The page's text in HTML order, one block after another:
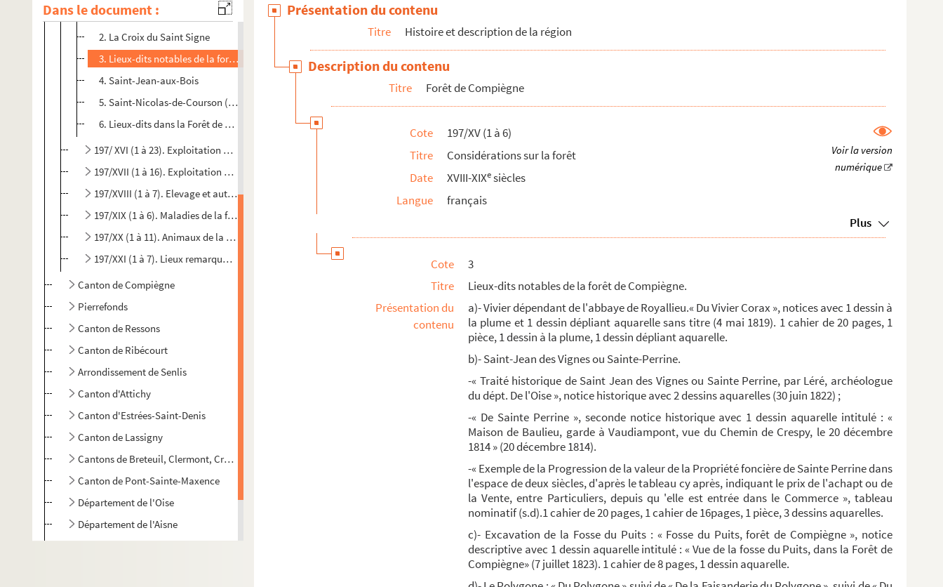
Dans le document :
1. Forêt de Compiègne
2. La Croix du Saint Signe
3. Lieux-dits notables de la forêt de Compiègne.
4. Saint-Jean-aux-Bois
5. Saint-Nicolas-de-Courson (commune de Morienval).
6. Lieux-dits dans la Forêt de Compiègne.
197/ XVI (1 à 23). Exploitation de la forêt de Compiègne
197/XVII (1 à 16). Exploitation et usages de la forêt
197/XVIII (1 à 7). Elevage et autres usages de la forêt
197/XIX (1 à 6). Maladies de la forêt et constructions
197/XX (1 à 11). Animaux de la forêt
197/XXI (1 à 7). Lieux remarquables en forêt de Compiègne
Canton de Compiègne
Pierrefonds
Canton de Ressons
Canton de Ribécourt
Arrondissement de Senlis
Canton d'Attichy
Canton d'Estrées-Saint-Denis
Canton de Lassigny
Cantons de Breteuil, Clermont, Crépy-en-Valois, Guiscard, Liancourt, Maignelay-Montigny, Ressons-sur...
Canton de Pont-Sainte-Maxence
Département de l'Oise
Département de l'Aisne
Présentation du contenu
Titre Histoire et description de la région
Description du contenu
Titre Forêt de Compiègne
Cote
197/XV (1 à 6)
Titre
Considérations sur la forêt
Date
XVIII-XIXesiècles
Langue
français
Plus
Cote
3
Titre
Lieux-dits notables de la forêt de Compiègne.
Présentation du
contenu
a)- Vivier dépendant de l'abbaye de Royallieu.« Du Vivier Corax », notices avec 1 dessin à
la plume et 1 dessin dépliant aquarelle sans titre (4 mai 1819). 1 cahier de 20 pages, 1
pièce, 1 dessin à la plume, 1 dessin dépliant aquarelle.
b)- Saint-Jean des Vignes ou Sainte-Perrine.
-« Traité historique de Saint Jean des Vignes ou Sainte Perrine, par Léré, archéologue
du dépt. De l'Oise », notice historique avec 2 dessins aquarelles (30 juin 1822) ;
-« De Sainte Perrine », seconde notice historique avec 1 dessin aquarelle intitulé : «
Maison de Baulieu, garde à Vaudiampont, vue du Chemin de Crespy, le 20 décembre
1814 » (20 décembre 1814).
-« Exemple de la Progression de la valeur de la Propriété foncière de Sainte Perrine dans
l'espace de deux siècles, d'après le tableau cy après, indiquant le prix de l'achapt ou de
la Vente, entre Particuliers, depuis qu 'elle est entrée dans le Commerce », tableau
nominatif (s.d).1 cahier de 20 pages, 1 cahier de 16pages, 1 pièce, 3 dessins aquarelles.
c)- Excavation de la Fosse du Puits : « Fosse du Puits, forêt de Compiègne », notice
descriptive avec 1 dessin aquarelle intitulé : « Vue de la fosse du Puits, dans la Forêt de
Compiègne» (7 juillet 1823). 1 cahier de 8 pages, 1 dessin aquarelle.